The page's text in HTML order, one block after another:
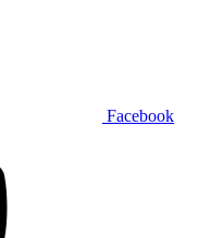
Facebook